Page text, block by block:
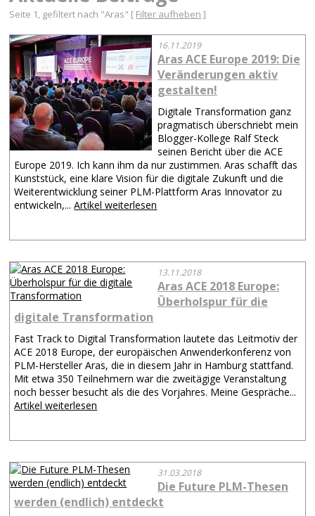
Seite 1, gefiltert nach "Aras" [ Filter aufheben ]
16.11.2019
Aras ACE Europe 2019: Die
Veränderungen aktiv
gestalten!
Digitale Transformation ganz
pragmatisch überschriebt mein
Blogger-Kollege Ralf Steck
seinen Bericht über die ACE
Europe 2019. Ich kann ihm da nur zustimmen. Aras schafft das
Kunststück, eine klare Vision für die digitale Zukunft und die
Weiterentwicklung seiner PLM-Plattform Aras Innovator zu
entwickeln,...Artikel weiterlesen
13.11.2018
Aras ACE 2018 Europe:
Überholspur für die
digitale Transformation
Fast Track to Digital Transformation lautete das Leitmotiv der
ACE 2018 Europe, der europäischen Anwenderkonferenz von
PLM-Hersteller Aras, die in diesem Jahr in Hamburg stattfand.
Mit etwa 350 Teilnehmern war die zweitägige Veranstaltung
noch besser besucht als die des Vorjahres. Meine Gespräche...
Artikel weiterlesen
31.03.2018
Die Future PLM-Thesen
werden (endlich) entdeckt